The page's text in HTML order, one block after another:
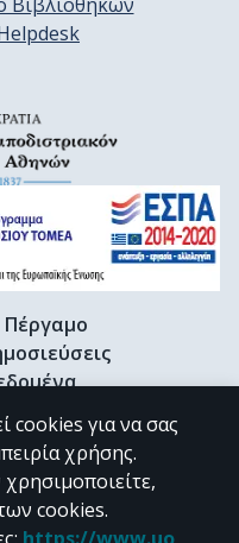
Πέργαμο
βιβλιογραφία
NC 4.0
cookies για να σας
χρήσης.
cookies.